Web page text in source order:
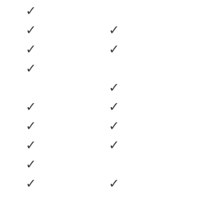
✓
✓
✓
✓
✓
✓
✓
✓
✓
✓
✓
✓
✓
✓
✓
✓